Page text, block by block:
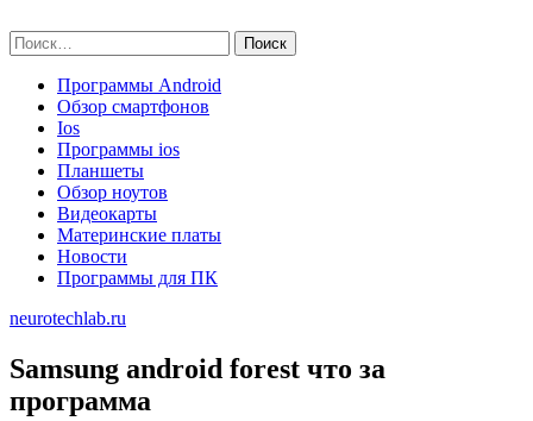
to
content
Найти:
Программы Android
Обзор смартфонов
Ios
Программы ios
Планшеты
Обзор ноутов
Видеокарты
Материнские платы
Новости
Программы для ПК
neurotechlab.ru
Samsung android forest что за
программа